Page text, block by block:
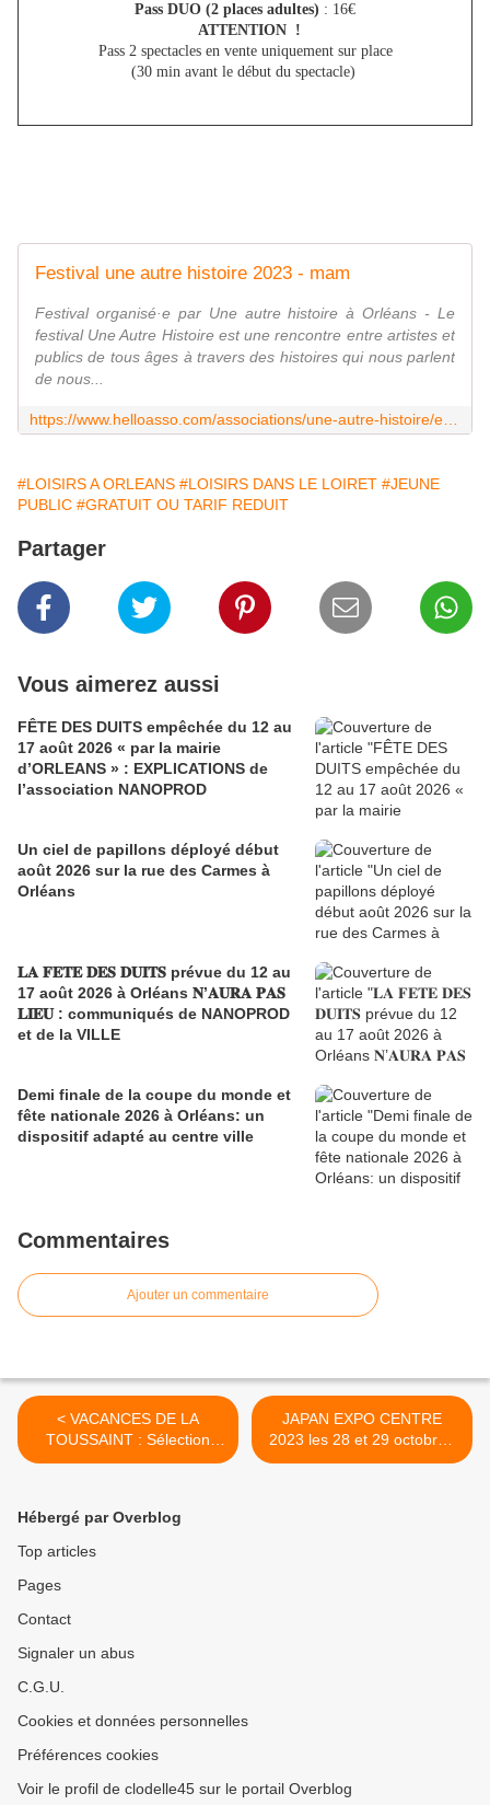
Pass DUO (2 places adultes) : 16€
ATTENTION
!
Pass 2 spectacles en vente uniquement sur place
(30 min avant le début du spectacle)
Festival une autre histoire 2023 - mam
Festival organisé·e par Une autre histoire à Orléans - Le
festival Une Autre Histoire est une rencontre entre artistes et
publics de tous âges à travers des histoires qui nous parlent
de nous...
#LOISIRS A ORLEANS #LOISIRS DANS LE LOIRET #JEUNE
PUBLIC #GRATUIT OU TARIF REDUIT
Partager
Vous aimerez aussi
FÊTE DES DUITS empêchée du 12 au
17 août 2026 « par la mairie
d’ORLEANS » : EXPLICATIONS de
l’association NANOPROD
Un ciel de papillons déployé début
août 2026 sur la rue des Carmes à
Orléans
𝐋𝐀 𝐅𝐄𝐓𝐄 𝐃𝐄𝐒 𝐃𝐔𝐈𝐓𝐒 prévue du 12 au
17 août 2026 à Orléans 𝐍’𝐀𝐔𝐑𝐀 𝐏𝐀𝐒
𝐋𝐈𝐄𝐔 : communiqués de NANOPROD
et de la VILLE
Demi finale de la coupe du monde et
fête nationale 2026 à Orléans: un
dispositif adapté au centre ville
Commentaires
Ajouter un commentaire
< VACANCES DE LA
TOUSSAINT : Sélection
d'activités pour tous à
JAPAN EXPO CENTRE
2023 les 28 et 29 octobre -
Programme, horaires, tarifs
Hébergé par Overblog
Top articles
Pages
Contact
Signaler un abus
C.G.U.
Cookies et données personnelles
Préférences cookies
Voir le profil de clodelle45 sur le portail Overblog